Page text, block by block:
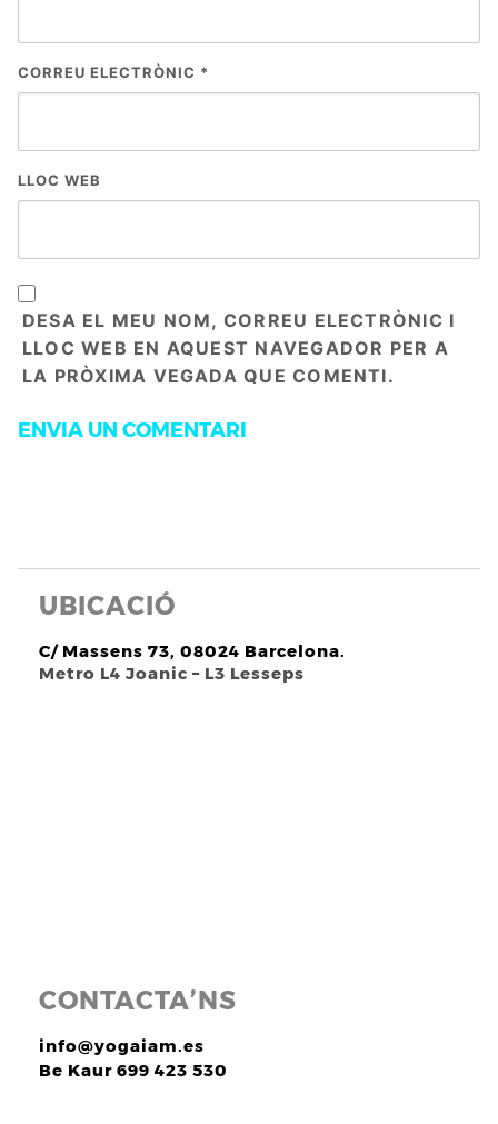
CORREU ELECTRÒNIC *
LLOC WEB
DESA EL MEU NOM, CORREU ELECTRÒNIC I
LLOC WEB EN AQUEST NAVEGADOR PER A
LA PRÒXIMA VEGADA QUE COMENTI.
UBICACIÓ
C/ Massens 73, 08024 Barcelona.
Metro L4 Joanic – L3 Lesseps
CONTACTA’NS
info@yogaiam.es
Be Kaur 699 423 530